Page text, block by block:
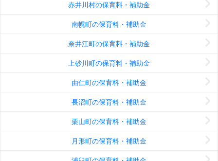
赤井川村の保育料・補助金
南幌町の保育料・補助金
奈井江町の保育料・補助金
上砂川町の保育料・補助金
由仁町の保育料・補助金
長沼町の保育料・補助金
栗山町の保育料・補助金
月形町の保育料・補助金